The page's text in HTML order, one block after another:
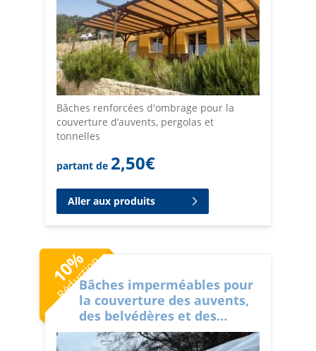
Bâches renforcées d'ombrage pour la
couverture d’auvents, pergolas et
tonnelles
partant de 2,50€
Aller aux produits
10
%
RéductionBâches imperméables pour
la couverture des auvents,
des belvédères et des
pergolas